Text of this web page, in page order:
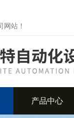
站！
产品中心